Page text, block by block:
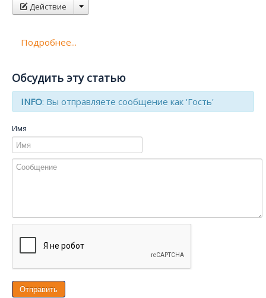
Действие
Подробнее...
Обсудить эту статью
INFO: Вы отправляете сообщение как 'Гость'
Имя
Отправить